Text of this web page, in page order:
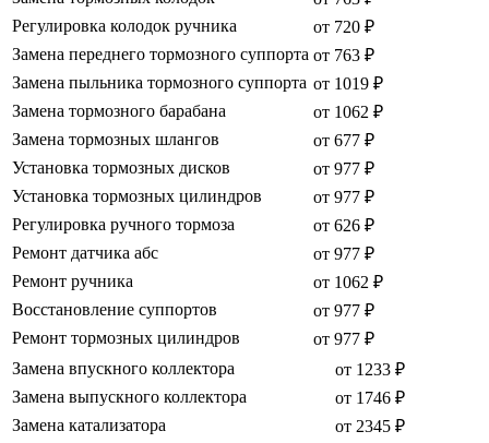
Регулировка колодок ручника
от 720 ₽
Замена переднего тормозного суппорта от 763 ₽
Замена пыльника тормозного суппорта от 1019 ₽
Замена тормозного барабана
от 1062 ₽
Замена тормозных шлангов
от 677 ₽
Установка тормозных дисков
от 977 ₽
Установка тормозных цилиндров
от 977 ₽
Регулировка ручного тормоза
от 626 ₽
Ремонт датчика абс
от 977 ₽
Ремонт ручника
от 1062 ₽
Восстановление суппортов
от 977 ₽
Ремонт тормозных цилиндров
от 977 ₽
Замена впускного коллектора
от 1233 ₽
Замена выпускного коллектора
от 1746 ₽
Замена катализатора
от 2345 ₽